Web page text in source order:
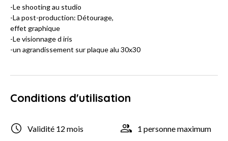
-Le shooting au studio
-La post-production: Détourage,
effet graphique
-Le visionnage d iris
-un agrandissement sur plaque alu 30x30
Conditions d'utilisation
Validité 12 mois 1 personne maximum